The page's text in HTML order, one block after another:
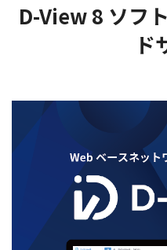
D-View 8 ソフ
ド